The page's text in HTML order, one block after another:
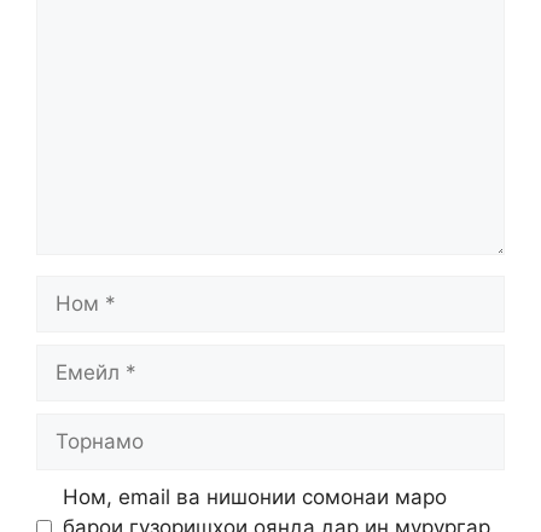
Ном
Емейл
Торнамо
Ном, email ва нишонии сомонаи маро